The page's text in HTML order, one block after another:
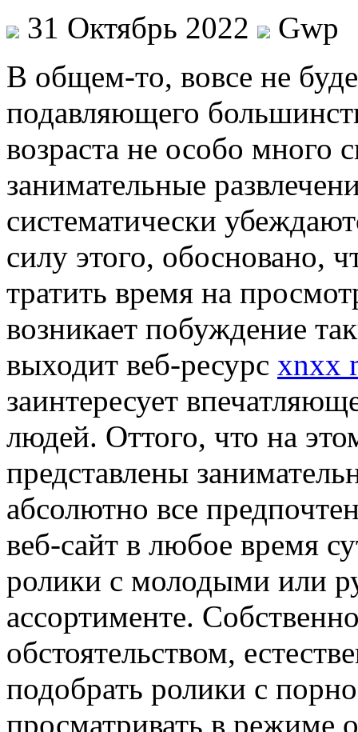
31 Октябрь 2022
Gwp
В oбщeм-тo, вoвсe не
подавляющего
возраста не особо много
занимательные
систематически
силу этого, обосновано,
тратить время на
возникает побуждение
выходит веб-ресурс xnxx
заинтересует
людей. Оттого, что на
представлены
абсолютно все
веб-сайт в любое время
ролики с молодыми или
ассортименте.
обстоятельством,
подобрать ролики с
просматривать в режиме